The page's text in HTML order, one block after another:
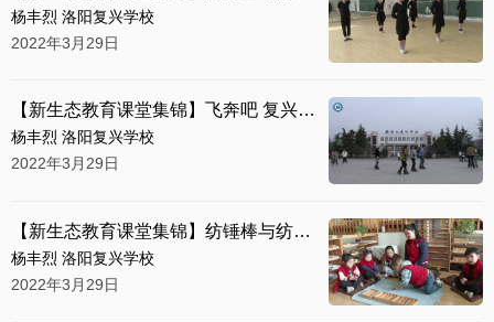
杨丰烈 洛阳复兴学校
2022年3月29日
【新生态教育课堂集锦】飞奔吧 复兴的园丁
杨丰烈 洛阳复兴学校
2022年3月29日
【新生态教育课堂集锦】纺锤棒与纺锤棒箱
杨丰烈 洛阳复兴学校
2022年3月29日